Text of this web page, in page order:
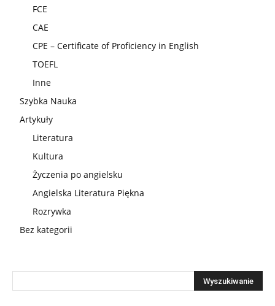
FCE
CAE
CPE – Certificate of Proficiency in English
TOEFL
Inne
Szybka Nauka
Artykuły
Literatura
Kultura
Życzenia po angielsku
Angielska Literatura Piękna
Rozrywka
Bez kategorii